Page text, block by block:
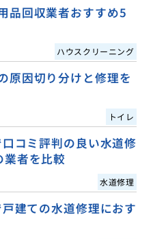
品回収業者おすすめ5
ハウスクリーニング
原因切り分けと修理を
トイレ
コミ評判の良い水道修
者を比較
水道修理
建ての水道修理におす